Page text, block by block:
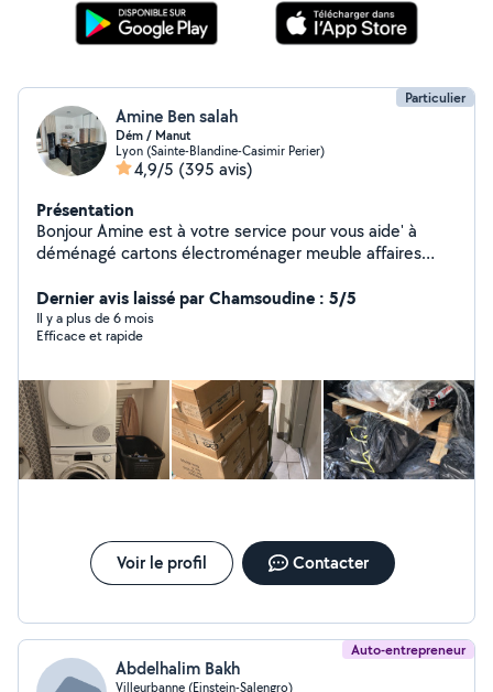
Particulier
Amine Ben salah
Dém / Manut
Lyon (Sainte-Blandine-Casimir Perier)
4,9/5 (395 avis)
Présentation
Bonjour Amine est à votre service pour vous aide' à
déménagé cartons électroménager meuble affaires
Montage et démontage Protection des affaires Travail
en toute sécurité et plein de confiance pour vous
satisfaire Débarrasser encombrants . Évacuation
colis 7 jours / 7 Disponible à tout moment Merci Amine
Dernier avis laissé par Chamsoudine : 5/5
Il y a plus de 6 mois
Efficace et rapide
Voir le profil Contacter
Auto-entrepreneur
Abdelhalim Bakh
Villeurbanne (Einstein-Salengro)